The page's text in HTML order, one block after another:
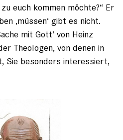
euch kommen möchte?“ Er
‚müssen‘ gibt es nicht.
mit Gott‘ von Heinz
Theologen, von ­denen in
Sie besonders interessiert,